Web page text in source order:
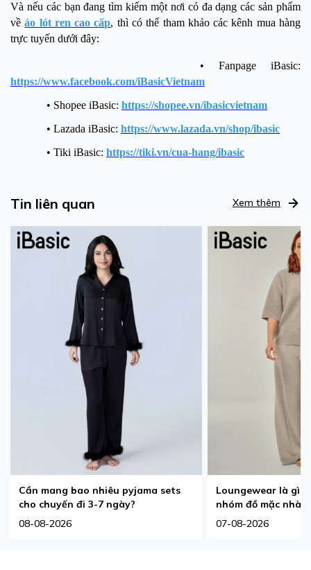
Và nếu các bạn đang tìm kiếm một nơi có đa dạng các sản phẩm
vềáo lót ren cao cấp, thì có thể tham khảo các kênh mua hàng
trực tuyến dưới đây:
• Fanpage iBasic:
https://www.facebook.com/iBasicVietnam
• Shopee iBasic: https://shopee.vn/ibasicvietnam
• Lazada iBasic: https://www.lazada.vn/shop/ibasic
• Tiki iBasic: https://tiki.vn/cua-hang/ibasic
Tin liên quan Xem thêm
Cần mang bao nhiêu pyjama sets
cho chuyến đi 3-7 ngày?
08-08-2026
Loungewear là gì?
nhóm đồ mặc nhà
07-08-2026